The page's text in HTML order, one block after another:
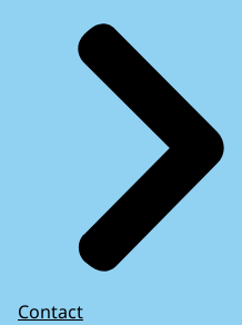
Contact